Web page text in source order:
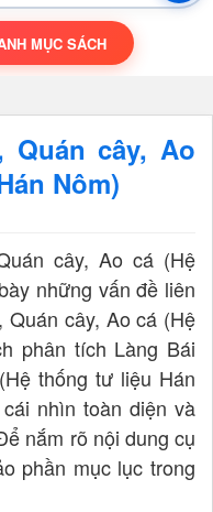
NAVIGATION
MỤC SÁCH
cây, Ao
Nôm)
cây, Ao cá (Hệ
những vấn đề liên
cây, Ao cá (Hệ
phân tích Làng Bái
thống tư liệu Hán
nhìn toàn diện và
nắm rõ nội dung cụ
phần mục lục trong